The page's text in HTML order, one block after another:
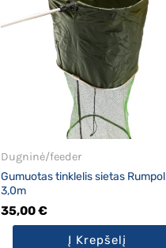
Dugninė/feeder
Gumuotas tinklelis sietas Rumpol
3,0m
35,00€
Į Krepšelį